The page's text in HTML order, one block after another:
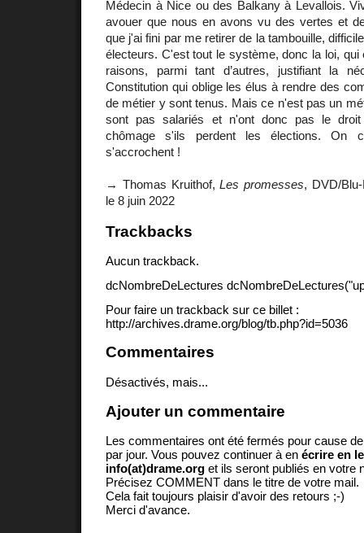
Médecin à Nice ou des Balkany à Levallois.
avouer que nous en avons vu des vertes et
que j'ai fini par me retirer de la tambouille,
électeurs. C'est tout le système, donc la loi, qui
raisons, parmi tant d’autres, justifiant la
Constitution qui oblige les élus à rendre des
de métier y sont tenus. Mais ce n'est pas un
sont pas salariés et n'ont donc pas le
chômage s'ils perdent les élections. On
s'accrochent !
→ Thomas Kruithof,Les promesses, DVD/
le 8 juin 2022
Trackbacks
Aucun trackback.
dcNombreDeLectures
Pour faire un trackback sur ce billet :
http://archives.drame.org/blog/tb.php?id=5036
Commentaires
Désactivés, mais...
Ajouter un commentaire
Les commentaires ont été fermés pour cause
par jour. Vous pouvez continuer à en écrire en
info(at)drame.org et ils seront publiés en votre
Précisez COMMENT dans le titre de votre mail.
Cela fait toujours plaisir d'avoir des retours ;-)
Merci d'avance.